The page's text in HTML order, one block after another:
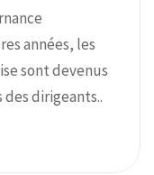
années, les
sont devenus
dirigeants..